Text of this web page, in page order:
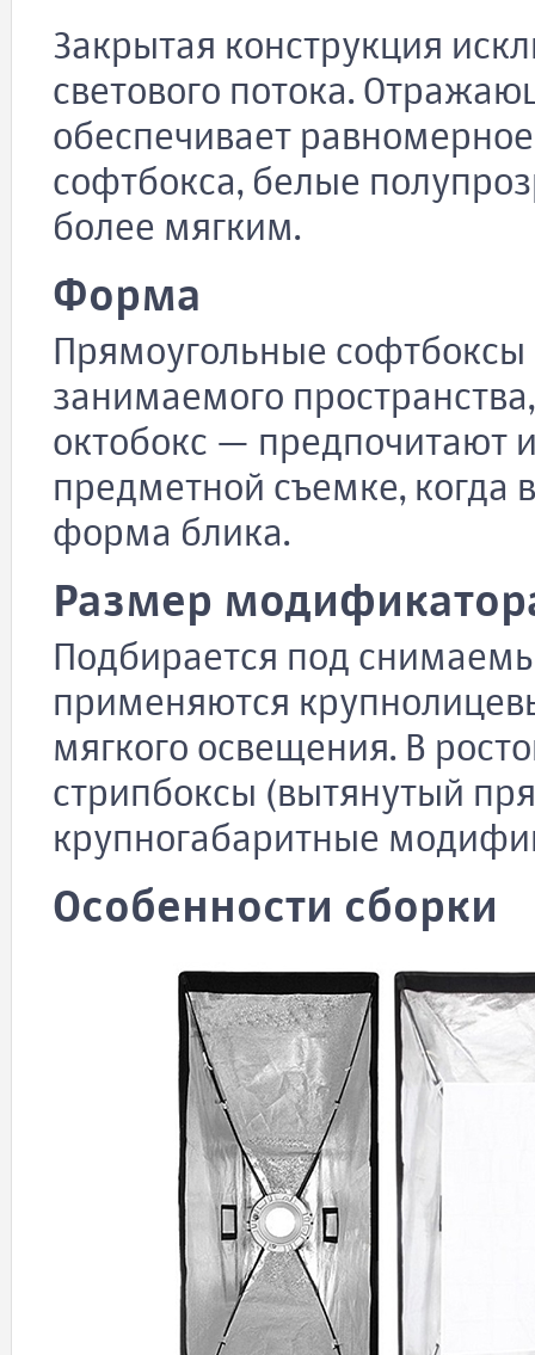
Закрытая конструкция
светового потока.
обеспечивает
софтбокса, белые
более мягким.
Форма
Прямоугольные софтбоксы
занимаемого
октобокс — предпочитают
предметной съемке, когда
форма блика.
Размер
Подбирается под
применяются
мягкого освещения. В
стрипбоксы (вытянутый
крупногабаритные
Особенности сборки